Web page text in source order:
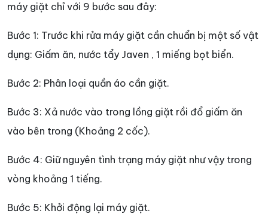
máy giặt chỉ với 9 bước sau đây:
Bước 1: Trước khi rửa máy giặt cần chuẩn bị một số vật
dụng: Giấm ăn, nước tẩy Javen , 1 miếng bọt biển.
Bước 2: Phân loại quần áo cần giặt.
Bước 3: Xả nước vào trong lồng giặt rồi đổ giấm ăn
vào bên trong (Khoảng 2 cốc).
Bước 4: Giữ nguyên tình trạng máy giặt như vậy trong
vòng khoảng 1 tiếng.
Bước 5: Khởi động lại máy giặt.